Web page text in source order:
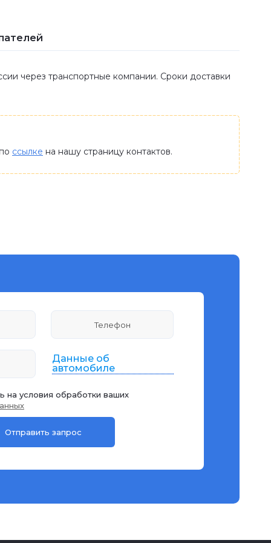
через транспортные компании. Сроки доставки
ссылке на нашу страницу контактов.
Данные об
автомобиле
на условия обработки ваших